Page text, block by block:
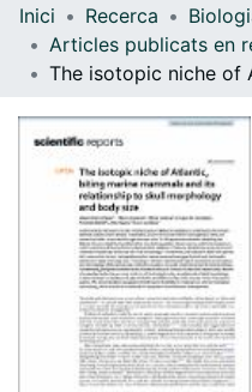
Inici Recerca